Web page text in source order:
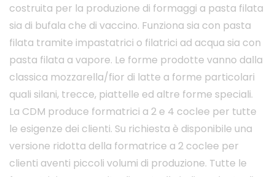
costruita per la produzione di formaggi a pasta filata
sia di bufala che di vaccino. Funziona sia con pasta
filata tramite impastatrici o filatrici ad acqua sia con
pasta filata a vapore. Le forme prodotte vanno dalla
classica mozzarella/fior di latte a forme particolari
quali silani, trecce, piattelle ed altre forme speciali.
La CDM produce formatrici a 2 e 4 coclee per tutte
le esigenze dei clienti. Su richiesta è disponibile una
versione ridotta della formatrice a 2 coclee per
clienti aventi piccoli volumi di produzione. Tutte le